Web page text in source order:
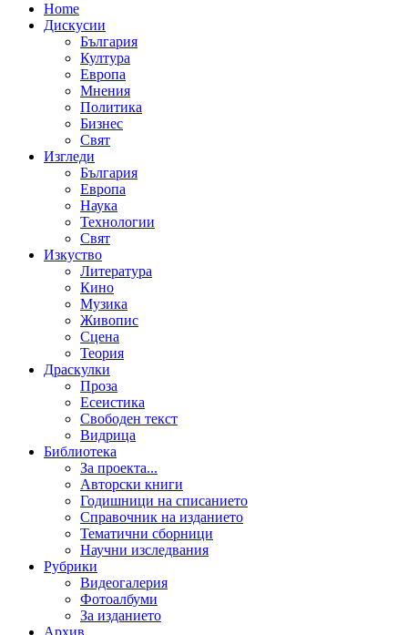
Home
Дискусии
България
Култура
Европа
Мнения
Политика
Бизнес
Свят
Изгледи
България
Европа
Наука
Технологии
Свят
Изкуство
Литература
Кино
Музика
Живопис
Сцена
Теория
Драскулки
Проза
Есеистика
Свободен текст
Видрица
Библиотека
За проекта...
Авторски книги
Годишници на списанието
Справочник на изданието
Тематични сборници
Научни изследвания
Рубрики
Видеогалерия
Фотоалбуми
За изданието
Архив